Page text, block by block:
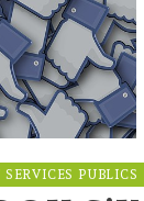
PUBLICS